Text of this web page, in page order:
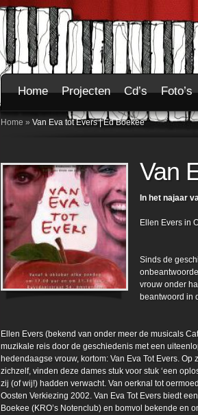
Home Projecten Cd’s Foto’s
Home » Van Eva tot Evers | Ed Boekee
Van
In het najaar
Ellen Evers in
Sinds de
vrouw onder
beantwoord in
Ellen Evers (bekend van onder meer de musicals
muzikale reis door de geschiedenis met een
hedendaagse vrouw, kortom: Van Eva Tot Evers.
zichzelf, vinden deze dames stuk voor stuk ‘een
zij (of wij!) hadden verwacht. Van oerknal tot
Oosten Verkiezing 2002. Van Eva Tot Evers biedt
Boekee (KRO’s Notenclub) en bomvol bekende en